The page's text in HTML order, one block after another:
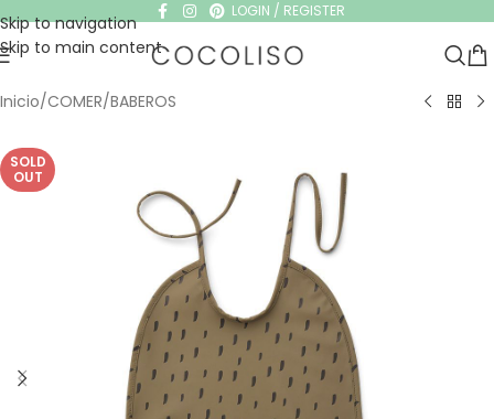
Skip to navigation
Skip to main content
LOGIN / REGISTER
Inicio/COMER/BABEROS
SOLD
OUT